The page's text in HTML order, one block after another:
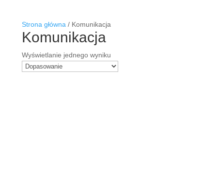
Strona główna / Komunikacja
Komunikacja
Wyświetlanie jednego wyniku